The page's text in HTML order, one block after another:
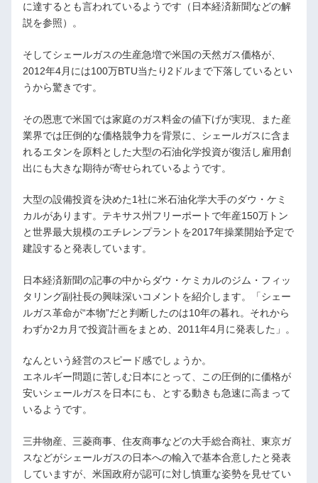
に達するとも言われているようです（日本経済新聞などの解
説を参照）。
そしてシェールガスの生産急増で米国の天然ガス価格が、
2012年4月には100万BTU当たり2ドルまで下落しているとい
うから驚きです。
その恩恵で米国では家庭のガス料金の値下げが実現、また産
業界では圧倒的な価格競争力を背景に、シェールガスに含ま
れるエタンを原料とした大型の石油化学投資が復活し雇用創
出にも大きな期待が寄せられているようです。
大型の設備投資を決めた1社に米石油化学大手のダウ・ケミ
カルがあります。テキサス州フリーポートで年産150万トン
と世界最大規模のエチレンプラントを2017年操業開始予定で
建設すると発表しています。
日本経済新聞の記事の中からダウ・ケミカルのジム・フィッ
タリング副社長の興味深いコメントを紹介します。「シェー
ルガス革命が“本物”だと判断したのは10年の暮れ。それから
わずか2カ月で投資計画をまとめ、2011年4月に発表した」。
なんという経営のスピード感でしょうか。
エネルギー問題に苦しむ日本にとって、この圧倒的に価格が
安いシェールガスを日本にも、とする動きも急速に高まって
いるようです。
三井物産、三菱商事、住友商事などの大手総合商社、東京ガ
スなどがシェールガスの日本への輸入で基本合意したと発表
していますが、米国政府が認可に対し慎重な姿勢を見せてい